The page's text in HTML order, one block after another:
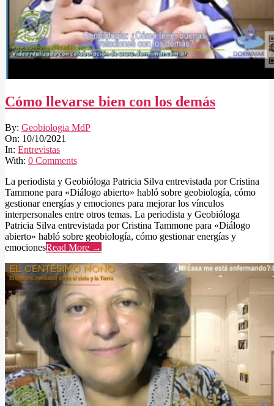
Cómo llevarse bien con los demás
2021-
10-
10
By: Geobiologia MdP
On: 10/10/2021
In: Entrevistas
With: 0 Comments
La periodista y Geobióloga Patricia Silva entrevistada por Cristina
Tammone para «Diálogo abierto» habló sobre geobiología, cómo
gestionar energías y emociones para mejorar los vínculos
interpersonales entre otros temas. La periodista y Geobióloga
Patricia Silva entrevistada por Cristina Tammone para «Diálogo
abierto» habló sobre geobiología, cómo gestionar energías y
emocionesRead More →